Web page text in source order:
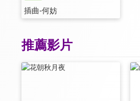
插曲-何妨
推薦影片